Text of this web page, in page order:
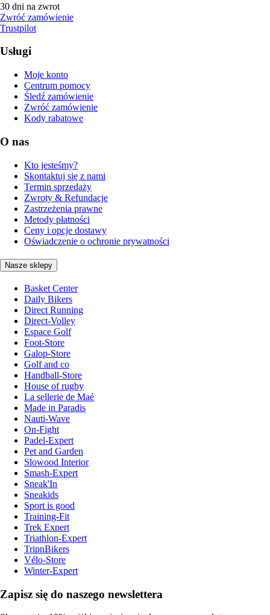
30 dni na zwrot
Zwróć zamówienie
Trustpilot
Usługi
Moje konto
Centrum pomocy
Śledź zamówienie
Zwróć zamówienie
Kody rabatowe
O nas
Kto jesteśmy?
Skontaktuj się z nami
Termin sprzedaży
Zwroty & Refundacje
Zastrzeżenia prawne
Metody płatności
Ceny i opcje dostawy
Oświadczenie o ochronie prywatności
Nasze sklepy
Basket Center
Daily Bikers
Direct Running
Direct-Volley
Espace Golf
Foot-Store
Galop-Store
Golf and co
Handball-Store
House of rugby
La sellerie de Maé
Made in Paradis
Nauti-Wave
On-Fight
Padel-Expert
Pet and Garden
Slowood Interior
Smash-Expert
Sneak'In
Sneakids
Sport is good
Training-Fit
Trek Expert
Triathlon-Expert
TripnBikers
Vélo-Store
Winter-Expert
Zapisz się do naszego newslettera